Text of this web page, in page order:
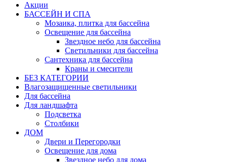
Акции
БАССЕЙН И СПА
Мозаика, плитка для бассейна
Освещение для бассейна
Звездное небо для бассейна
Светильники для бассейна
Сантехника для бассейна
Краны и смесители
БЕЗ КАТЕГОРИИ
Влагозащищенные светильники
Для бассейна
Для ландшафта
Подсветка
Столбики
ДОМ
Двери и Перегородки
Освещение для дома
Звездное небо для дома